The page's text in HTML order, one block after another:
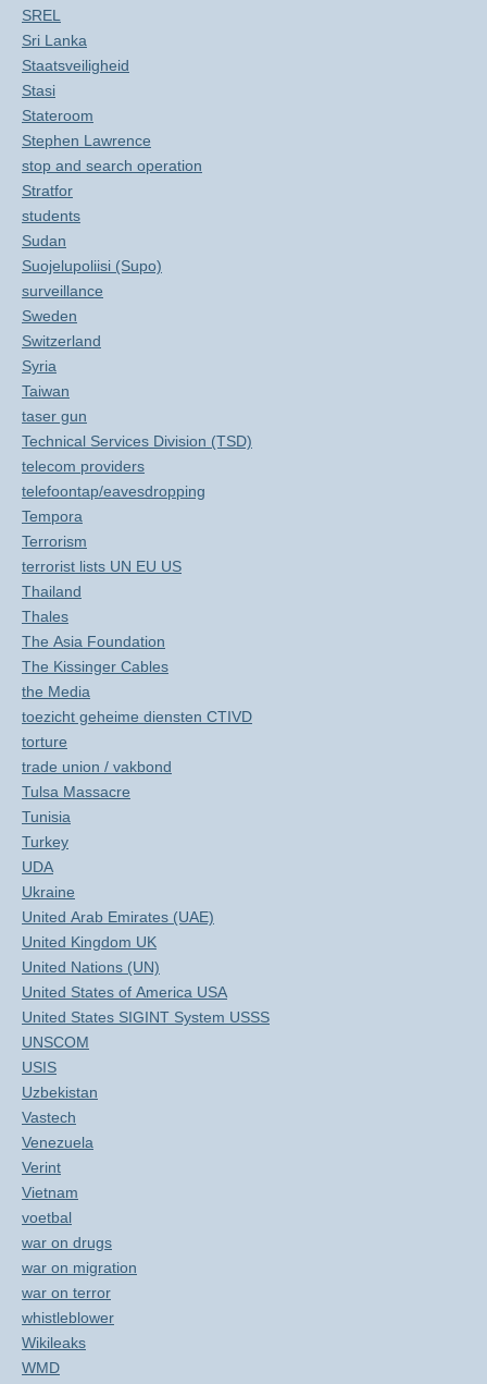
SREL
Sri Lanka
Staatsveiligheid
Stasi
Stateroom
Stephen Lawrence
stop and search operation
Stratfor
students
Sudan
Suojelupoliisi (Supo)
surveillance
Sweden
Switzerland
Syria
Taiwan
taser gun
Technical Services Division (TSD)
telecom providers
telefoontap/eavesdropping
Tempora
Terrorism
terrorist lists UN EU US
Thailand
Thales
The Asia Foundation
The Kissinger Cables
the Media
toezicht geheime diensten CTIVD
torture
trade union / vakbond
Tulsa Massacre
Tunisia
Turkey
UDA
Ukraine
United Arab Emirates (UAE)
United Kingdom UK
United Nations (UN)
United States of America USA
United States SIGINT System USSS
UNSCOM
USIS
Uzbekistan
Vastech
Venezuela
Verint
Vietnam
voetbal
war on drugs
war on migration
war on terror
whistleblower
Wikileaks
WMD